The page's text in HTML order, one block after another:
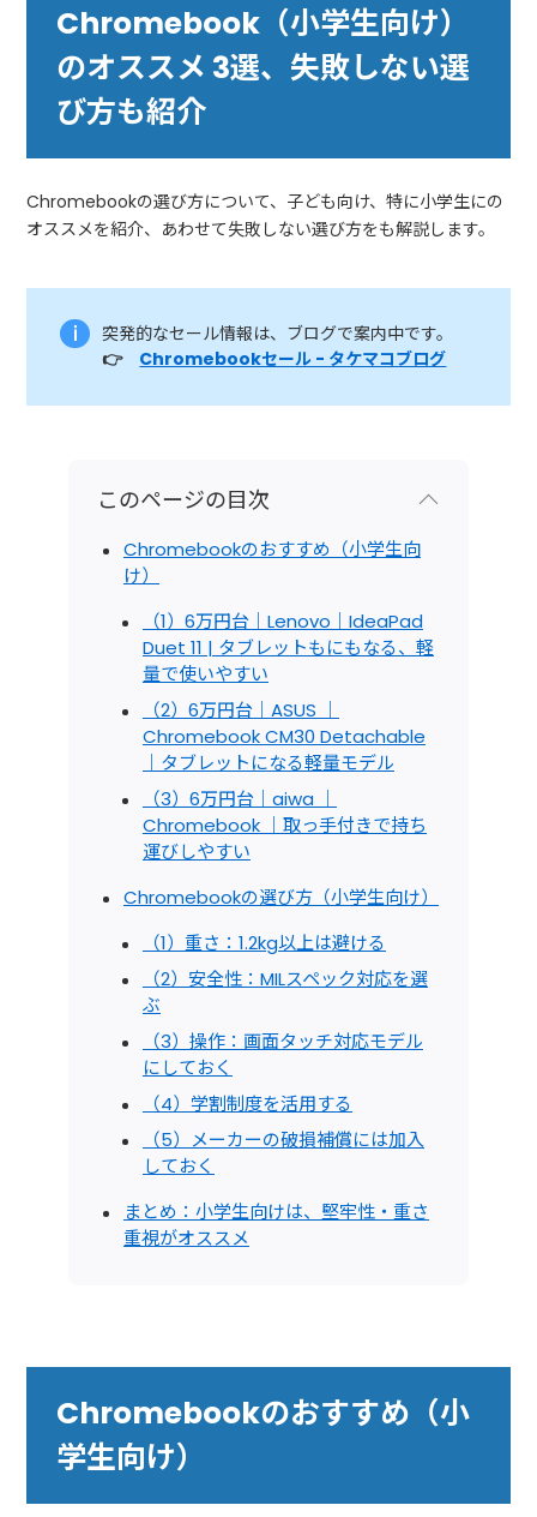
Chromebook（小学生向け）
のオススメ 3選、失敗しない選
び方も紹介
Chromebookの選び方について、子ども向け、特に小学生にの
オススメを紹介、あわせて失敗しない選び方をも解説します。
突発的なセール情報は、ブログで案内中です。
👉 Chromebookセール - タケマコブログ
このページの目次
Chromebookのおすすめ（小学生向
け）
（1）6万円台｜Lenovo｜IdeaPad
Duet 11 | タブレットもにもなる、軽
量で使いやすい
（2）6万円台｜ASUS ｜
Chromebook CM30 Detachable
｜タブレットになる軽量モデル
（3）6万円台｜aiwa ｜
Chromebook ｜取っ手付きで持ち
運びしやすい
Chromebookの選び方（小学生向け）
（1）重さ：1.2kg以上は避ける
（2）安全性：MILスペック対応を選
ぶ
（3）操作：画面タッチ対応モデル
にしておく
（4）学割制度を活用する
（5）メーカーの破損補償には加入
しておく
まとめ：小学生向けは、堅牢性・重さ
重視がオススメ
Chromebookのおすすめ（小
学生向け）